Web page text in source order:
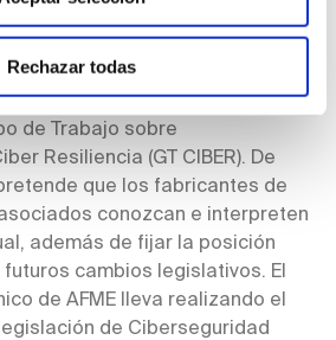
Rechazar todas
a los equipos y
Con este objetivo la
de Material Eléctrico
de Trabajo sobre
Resiliencia (GT CIBER). De
que los fabricantes de
conozcan e interpreten
además de fijar la posición
cambios legislativos. El
de AFME lleva realizando el
de Ciberseguridad